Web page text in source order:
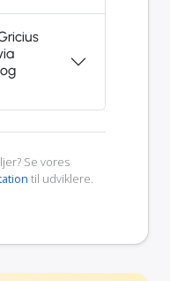
Se vores
til udviklere.